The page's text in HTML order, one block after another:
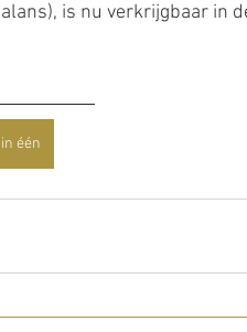
is nu verkrijgbaar in
één